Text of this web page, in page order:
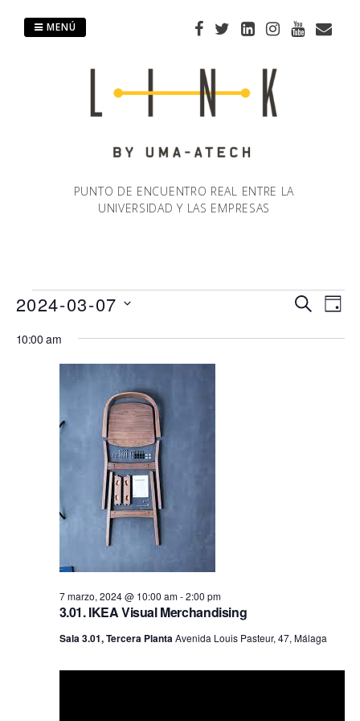
PUNTO DE ENCUENTRO REAL ENTRE LA
UNIVERSIDAD Y LAS EMPRESAS
MENÚ
Eventos
en
marzo,
2024
de
BUSCAR
de
DÍA
2024-03-07
la
10:00 am
3.01. IKEA Visual Merchandising
7 marzo, 2024 @ 10:00 am-2:00 pm
Sala 3.01, Tercera PlantaAvenida Louis Pasteur, 47, Málaga